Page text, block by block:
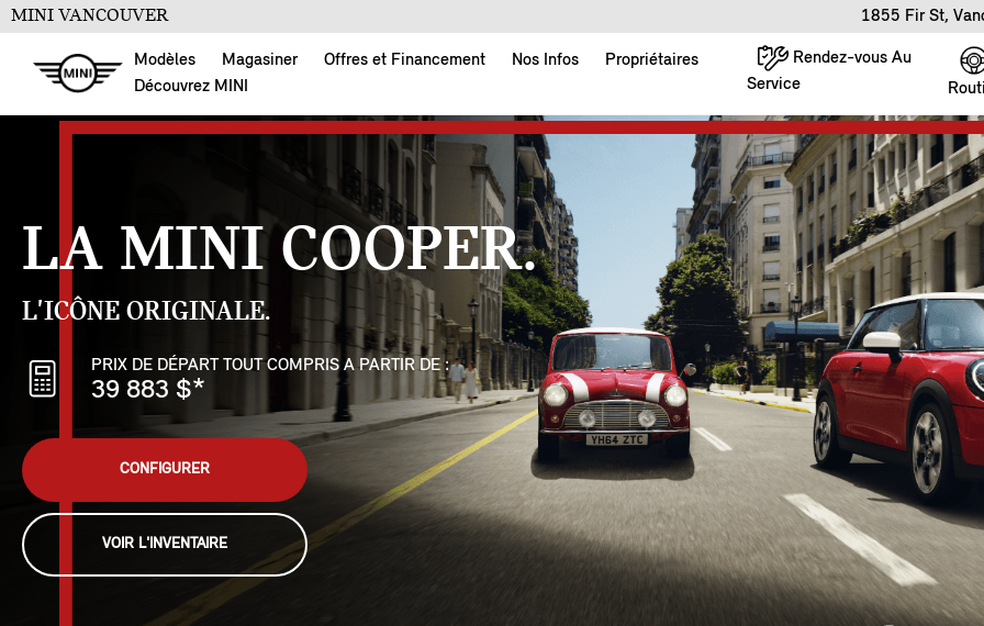
MINI VANCOUVER 1855 Fir St,
Modèles Magasiner Offres et Financement Nos Infos
Propriétaires
Découvrez MINI
Rendez-vous Au
Service
LA MINI COOPER.
L'ICÔNE ORIGINALE.
PRIX DE DÉPART TOUT COMPRIS A PARTIR DE :
39 883 $*
CONFIGURER
VOIR L'INVENTAIRE